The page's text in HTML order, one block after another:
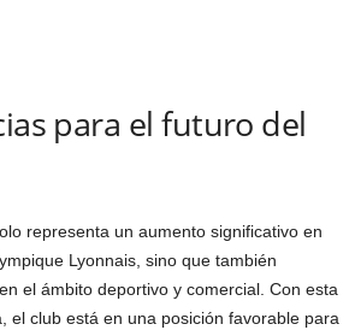
para el futuro del
representa un aumento significativo en
Lyonnais, sino que también
el ámbito deportivo y comercial. Con esta
el club está en una posición favorable para